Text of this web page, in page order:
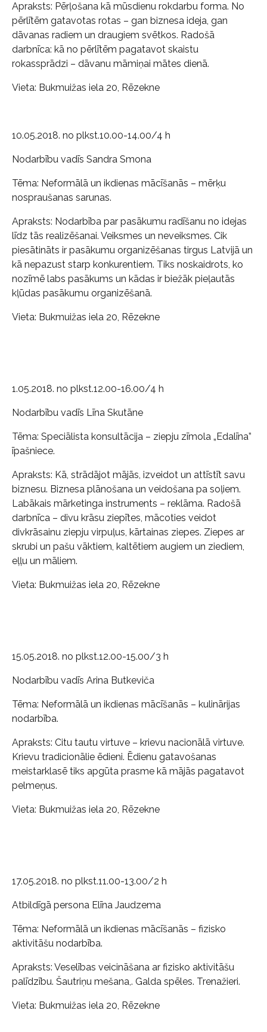
Apraksts: Pērļošana kā mūsdienu rokdarbu forma. No
pērlītēm gatavotas rotas – gan biznesa ideja, gan
dāvanas radiem un draugiem svētkos. Radošā
darbnīca: kā no pērlītēm pagatavot skaistu
rokassprādzi – dāvanu māmiņai mātes dienā.
Vieta: Bukmuižas iela 20, Rēzekne
10.05.2018. no plkst.10.00-14.00/4 h
Nodarbību vadīs Sandra Smona
Tēma: Neformālā un ikdienas mācīšanās – mērķu
nospraušanas sarunas.
Apraksts: Nodarbība par pasākumu radīšanu no idejas
līdz tās realizēšanai. Veiksmes un neveiksmes. Cik
piesātināts ir pasākumu organizēšanas tirgus Latvijā un
kā nepazust starp konkurentiem. Tiks noskaidrots, ko
nozīmē labs pasākums un kādas ir biežāk pieļautās
kļūdas pasākumu organizēšanā.
Vieta: Bukmuižas iela 20, Rēzekne
1.05.2018. no plkst.12.00-16.00/4 h
Nodarbību vadīs Līna Skutāne
Tēma: Speciālista konsultācija – ziepju zīmola „Edalīna”
īpašniece.
Apraksts: Kā, strādājot mājās, izveidot un attīstīt savu
biznesu. Biznesa plānošana un veidošana pa soļiem.
Labākais mārketinga instruments – reklāma. Radošā
darbnīca – divu krāsu ziepītes, mācoties veidot
divkrāsainu ziepju virpuļus, kārtainas ziepes. Ziepes ar
skrubi un pašu vāktiem, kaltētiem augiem un ziediem,
eļļu un māliem.
Vieta: Bukmuižas iela 20, Rēzekne
15.05.2018. no plkst.12.00-15.00/3 h
Nodarbību vadīs Arina Butkeviča
Tēma: Neformālā un ikdienas mācīšanās – kulinārijas
nodarbība.
Apraksts: Citu tautu virtuve – krievu nacionālā virtuve.
Krievu tradicionālie ēdieni. Ēdienu gatavošanas
meistarklasē tiks apgūta prasme kā mājās pagatavot
pelmeņus.
Vieta: Bukmuižas iela 20, Rēzekne
17.05.2018. no plkst.11.00-13.00/2 h
Atbildīgā persona Elīna Jaudzema
Tēma: Neformālā un ikdienas mācīšanās – fizisko
aktivitāšu nodarbība.
Apraksts: Veselības veicināšana ar fizisko aktivitāšu
palīdzību. Šautriņu mešana,. Galda spēles. Trenažieri.
Vieta: Bukmuižas iela 20, Rēzekne